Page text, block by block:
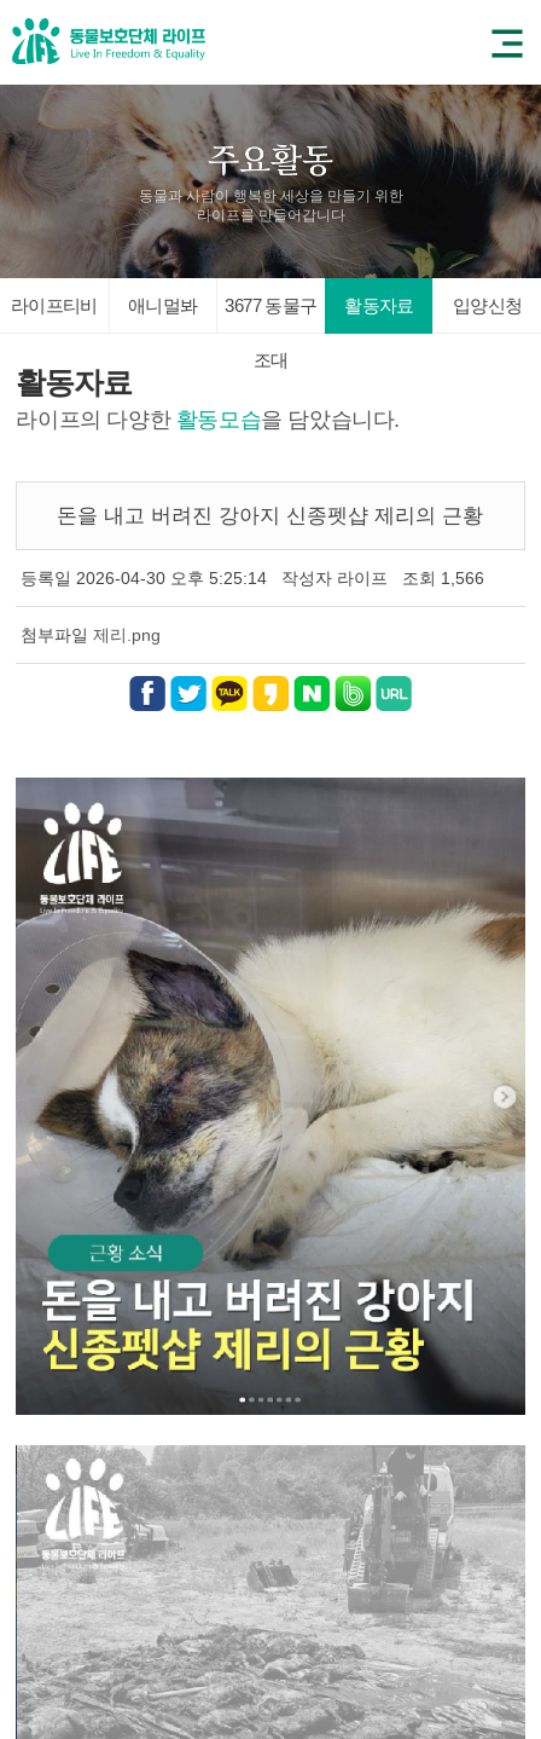
동물과 사람이 행복한 세상을 만들기 위한
라이프를 만들어갑니다
라이프티비 애니멀봐 3677 동물구
조대
활동자료 입양신청
활동자료
라이프의 다양한 활동모습을 담았습니다.
돈을 내고 버려진 강아지 신종펫샵 제리의 근황
등록일 2026-04-30 오후 5:25:14 작성자 라이프 조회 1,566
첨부파일 제리.png